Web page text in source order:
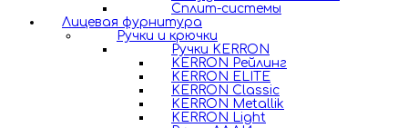
Сплит-системы
Лицевая фурнитура
Ручки и крючки
Ручки KERRON
KERRON Рейлинг
KERRON ELITE
KERRON Classic
KERRON Metallik
KERRON Light